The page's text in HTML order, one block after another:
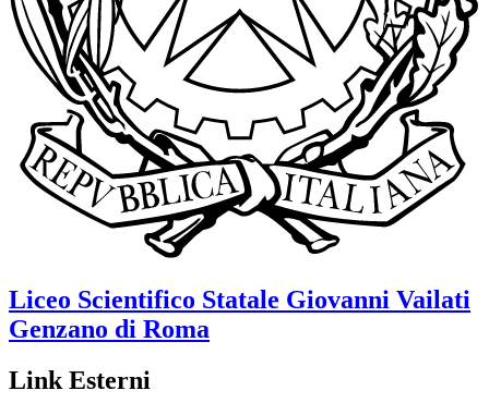
Liceo Scientifico Statale Giovanni Vailati
Genzano di Roma
Link Esterni